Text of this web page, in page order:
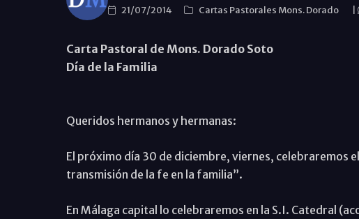
21/07/2014 Cartas Pastorales Mons. Dorado
Carta Pastoral de Mons. Dorado Soto
Día de la Familia
Queridos hermanos y hermanas:
El próximo día 30 de diciembre, viernes, celebraremos el
transmisión de la fe en la familia”.
En Málaga capital lo celebraremos en la S.I. Catedral